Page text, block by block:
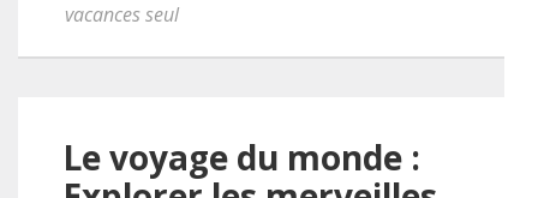
vacances seul
Le voyage du monde :